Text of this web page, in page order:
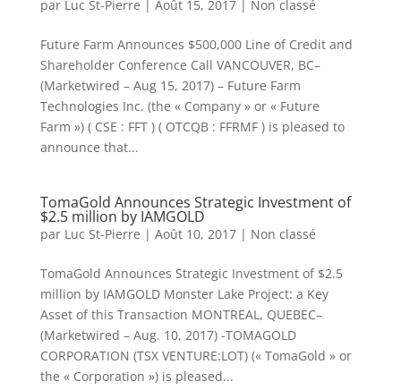
par Luc St-Pierre | Août 15, 2017| Non classé
Future Farm Announces $500,000 Line of Credit and
Shareholder Conference Call VANCOUVER, BC–
(Marketwired – Aug 15, 2017) – Future Farm
Technologies Inc. (the « Company » or « Future
Farm ») ( CSE : FFT ) ( OTCQB : FFRMF ) is pleased to
announce that...
TomaGold Announces Strategic Investment of
$2.5 million by IAMGOLD
par Luc St-Pierre | Août 10, 2017| Non classé
TomaGold Announces Strategic Investment of $2.5
million by IAMGOLD Monster Lake Project: a Key
Asset of this Transaction MONTREAL, QUEBEC–
(Marketwired – Aug. 10, 2017) -TOMAGOLD
CORPORATION (TSX VENTURE:LOT) (« TomaGold » or
the « Corporation ») is pleased...